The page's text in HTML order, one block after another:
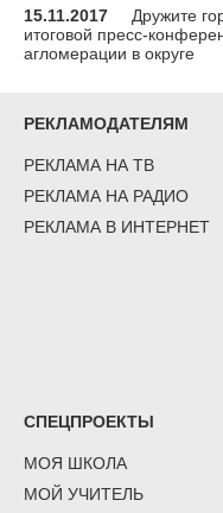
15.11.2017
Дружите
итоговой пресс-
агломерации в округе
РЕКЛАМОДАТЕЛЯМ
РЕКЛАМА НА ТВ
РЕКЛАМА НА РАДИО
РЕКЛАМА В ИНТЕРНЕТ
СПЕЦПРОЕКТЫ
МОЯ ШКОЛА
МОЙ УЧИТЕЛЬ